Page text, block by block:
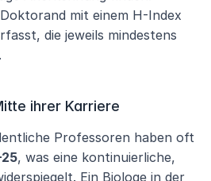
mit einem H-Index
die jeweils mindestens
ihrer Karriere
Professoren haben oft
, was eine kontinuierliche,
Ein Biologe in der